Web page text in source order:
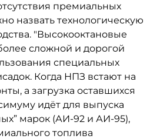
премиальных
назвать технологическую
"Высокооктановые
сложной и дорогой
специальных
Когда НПЗ встают на
а загрузка оставшихся
идёт для выпуска
марок (АИ-92 и АИ-95),
топлива